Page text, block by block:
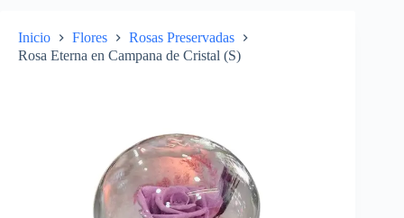
Inicio Flores
Rosas Preservadas
Rosa Eterna en Campana de Cristal (S)